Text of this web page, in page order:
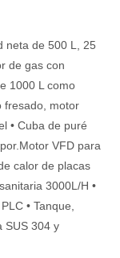
neta de 500 L, 25
de gas con
1000 L como
fresado, motor
• Cuba de puré
VFD para
calor de placas
3000L/H •
• Tanque,
SUS 304 y